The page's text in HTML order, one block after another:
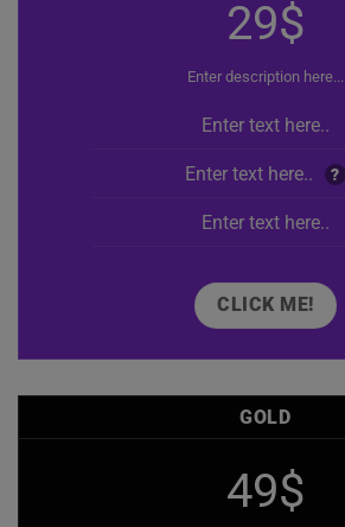
29$
Enter description here...
Enter text here..
Enter text here.. ?
Enter text here..
CLICK ME!
GOLD
49$